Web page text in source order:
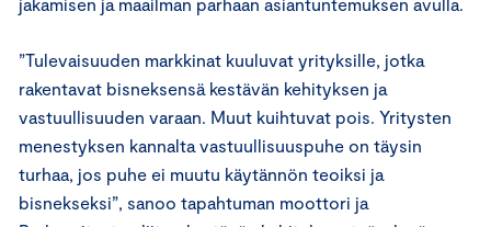
”Tulevaisuuden markkinat kuuluvat yrityksille, jotka
rakentavat bisneksensä kestävän kehityksen ja
vastuullisuuden varaan. Muut kuihtuvat pois. Yritysten
menestyksen kannalta vastuullisuuspuhe on täysin
turhaa, jos puhe ei muutu käytännön teoiksi ja
bisnekseksi”, sanoo tapahtuman moottori ja